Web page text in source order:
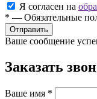
Я согласен на
* — Обязательные
Ваше сообщение
Заказать
Ваше имя *